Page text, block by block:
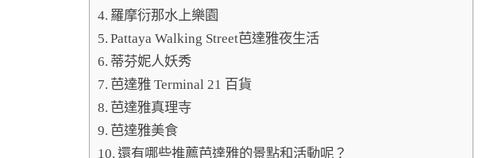
羅摩衍那水上樂園
Pattaya Walking Street芭達雅夜生活
蒂芬妮人妖秀
芭達雅 Terminal 21 百貨
芭達雅真理寺
芭達雅美食
還有哪些推薦芭達雅的景點和活動呢？